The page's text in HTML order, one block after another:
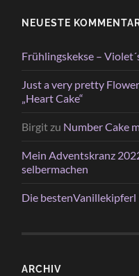
NEUESTE
Frühlingskekse –
Just a very pretty
„Heart Cake“
Birgit zu Number Cake
Mein Adventskranz
selbermachen
Die bestenVanillekipferl
ARCHIV